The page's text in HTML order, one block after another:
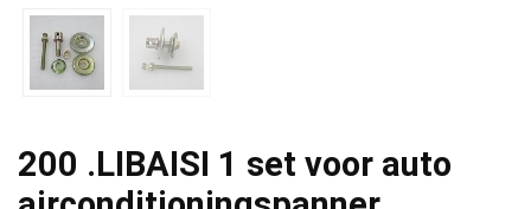
200 .LIBAISI 1 set voor auto